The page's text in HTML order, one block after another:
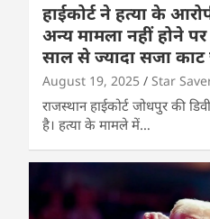
हाईकोर्ट ने हत्या के
अन्य मामला नहीं होने
साल से ज्यादा सजा
August 19, 2025 Star
राजस्थान हाईकोर्ट जोधपुर की
है। हत्या के मामले में…